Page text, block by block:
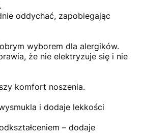
oddychać, zapobiegając
wyborem dla alergików.
że nie elektryzuje się i nie
komfort noszenia.
i dodaje lekkości
– dodaje